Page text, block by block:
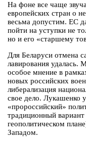
На фоне все чаще
европейских стран о
весьма допустим. ЕС
пойти на уступки не
но и его «старшему
Для Беларуси отмена
лавирования удалась.
особое мнение в
новых российских
либерализация
свое дело. Лукашенко
«пророссийский»
традиционный
геополитическом
Западом.